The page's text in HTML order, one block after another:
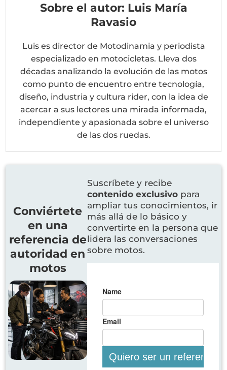
Sobre el autor: Luis María
Ravasio
Luis es director de Motodinamia y periodista
especializado en motocicletas. Lleva dos
décadas analizando la evolución de las motos
como punto de encuentro entre tecnología,
diseño, industria y cultura rider, con la idea de
acercar a sus lectores una mirada informada,
independiente y apasionada sobre el universo
de las dos ruedas.
Conviértete
en una
referencia de
autoridad en
motos
Suscríbete y recibe
contenido exclusivo para
ampliar tus conocimientos, ir
más allá de lo básico y
convertirte en la persona que
lidera las conversaciones
sobre motos.